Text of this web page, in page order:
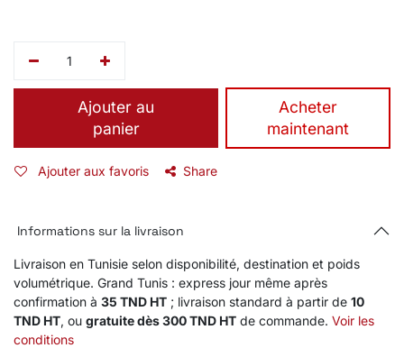
Ajouter au
panier
​Acheter
maintenant
Ajouter aux favoris Share
Informations sur la livraison
Livraison en Tunisie selon disponibilité, destination et poids
volumétrique. Grand Tunis : express jour même après
confirmation à 35 TND HT ; livraison standard à partir de 10
TND HT, ou gratuite dès 300 TND HT de commande. Voir les
conditions